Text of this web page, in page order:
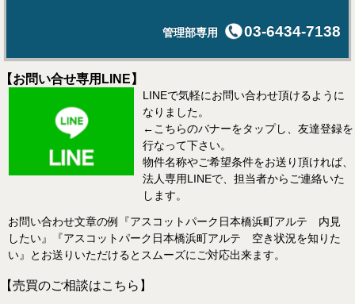
管理部専用 03-6434-7138
【お問い合せ専用LINE】
LINEで気軽にお問い合わせ頂けるように
なりました。
←こちらのバナーをタップし、友達登録を
行なって下さい。
物件名称やご希望条件をお送り頂ければ、
法人専用LINEで、担当者からご連絡いた
します。
お問い合わせ文章の例『アスコットパーク日本橋浜町アルテ 内見
したい』『アスコットパーク日本橋浜町アルテ 空き状況を知りた
い』とお送りいただけるとスムーズにご対応出来ます。
【売買のご相談はこちら】